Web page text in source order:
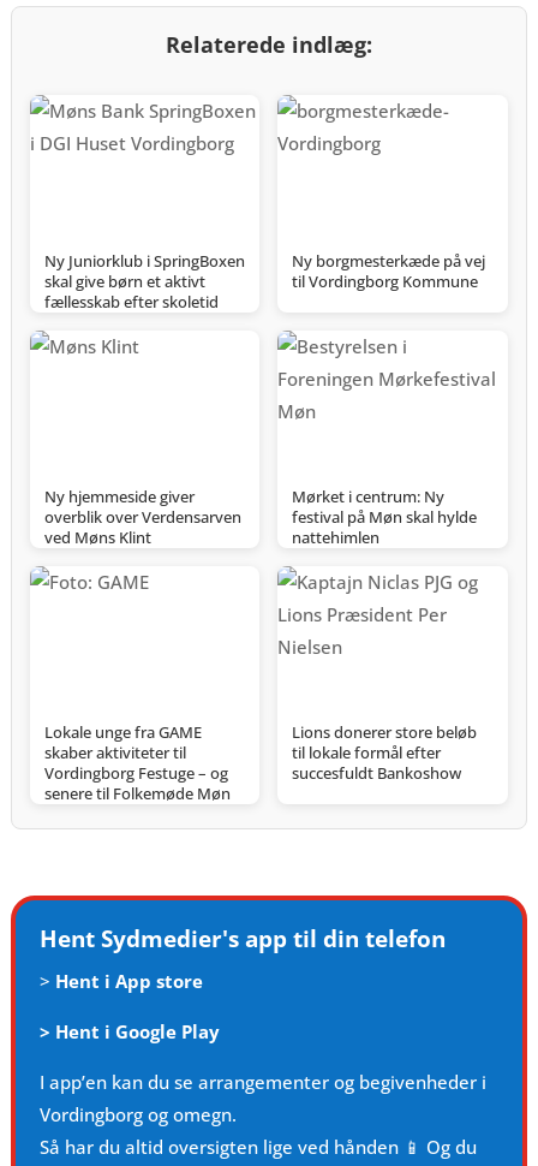
Relaterede indlæg:
Ny Juniorklub i SpringBoxen
skal give børn et aktivt
fællesskab efter skoletid
Ny borgmesterkæde på vej
til Vordingborg Kommune
Ny hjemmeside giver
overblik over Verdensarven
ved Møns Klint
Mørket i centrum: Ny
festival på Møn skal hylde
nattehimlen
Lokale unge fra GAME
skaber aktiviteter til
Vordingborg Festuge – og
senere til Folkemøde Møn
Lions donerer store beløb
til lokale formål efter
succesfuldt Bankoshow
Hent Sydmedier's app til din telefon
> Hent i App store
> Hent i Google Play
I app’en kan du se arrangementer og begivenheder i
Vordingborg og omegn.
Så har du altid oversigten lige ved hånden 📱 Og du